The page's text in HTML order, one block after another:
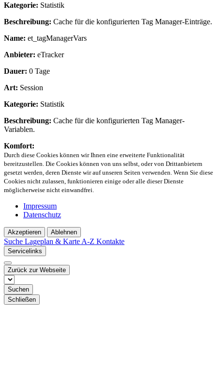
Kategorie: Statistik
Beschreibung: Cache für die konfigurierten Tag Manager-Einträge.
Name: et_tagManagerVars
Anbieter: eTracker
Dauer: 0 Tage
Art: Session
Kategorie: Statistik
Beschreibung: Cache für die konfigurierten Tag Manager-
Variablen.
Komfort:
Durch diese Cookies können wir Ihnen eine erweiterte Funktionalität
bereitzustellen. Die Cookies können von uns selbst, oder von Drittanbietern
gesetzt werden, deren Dienste wir auf unseren Seiten verwenden. Wenn Sie diese
Cookies nicht zulassen, funktionieren einige oder alle dieser Dienste
möglicherweise nicht einwandfrei.
Impressum
Datenschutz
Akzeptieren Ablehnen
Suche Lageplan & Karte A-Z Kontakte
Servicelinks
Zurück zur Webseite
Suchen
Schließen